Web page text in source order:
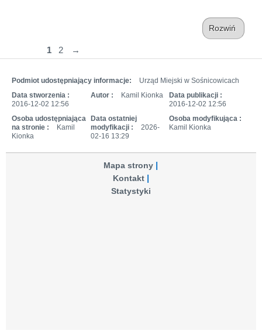
Rozwiń
1 2 →
Podmiot udostępniający informacje:
Urząd Miejski w Sośnicowicach
Data stworzenia :
2016-12-02 12:56
Autor : Kamil Kionka
Data publikacji :
2016-12-02 12:56
Osoba udostępniająca
na stronie :
Kamil
Kionka
Data ostatniej
modyfikacji :
2026-
02-16 13:29
Osoba modyfikująca :
Kamil Kionka
Mapa strony
Kontakt
Statystyki